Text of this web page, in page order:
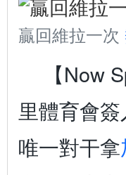
贏回維拉一次
【Now
里體育會
唯一對干拿